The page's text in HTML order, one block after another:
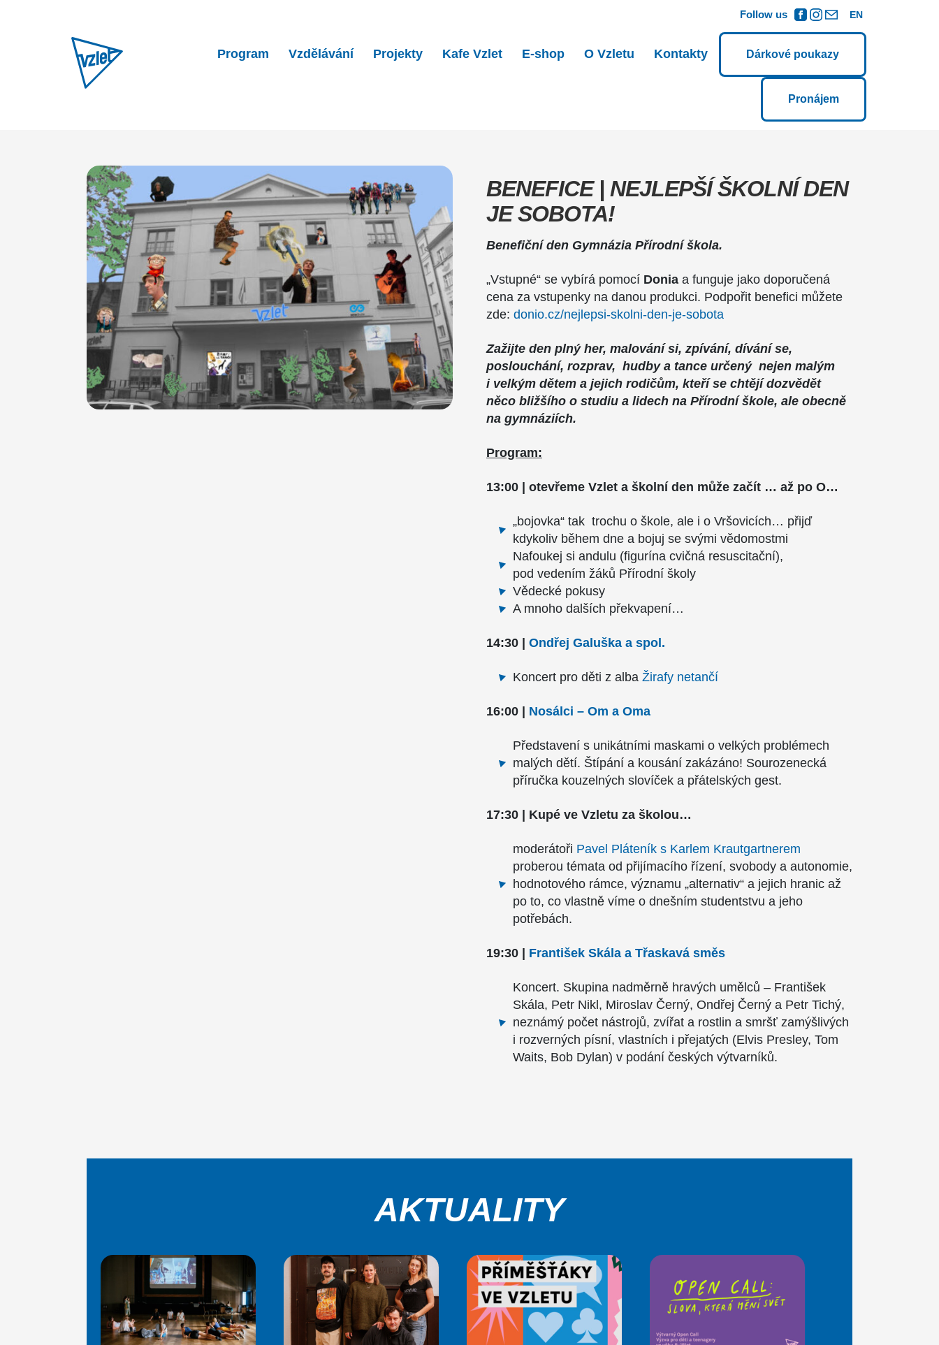
Follow us EN
Program Vzdělávání Projekty Kafe Vzlet E-shop O Vzletu Kontakty Dárkové poukazy
Pronájem
BENEFICE | NEJLEPŠÍ ŠKOLNÍ DEN
JE SOBOTA!
Benefiční den Gymnázia Přírodní škola.
„Vstupné“ se vybírá pomocí Donia a funguje jako doporučená
cena za vstupenky na danou produkci. Podpořit benefici můžete
zde: donio.cz/nejlepsi-skolni-den-je-sobota
Zažijte den plný her, malování si, zpívání, dívání se,
poslouchání, rozprav, hudby a tance určený nejen malým
i velkým dětem a jejich rodičům, kteří se chtějí dozvědět
něco bližšího o studiu a lidech na Přírodní škole, ale obecně
na gymnáziích.
Program:
13:00 | otevřeme Vzlet a školní den může začít … až po O…
„bojovka“ tak trochu o škole, ale i o Vršovicích… přijď
kdykoliv během dne a bojuj se svými vědomostmi
Nafoukej si andulu (figurína cvičná resuscitační),
pod vedením žáků Přírodní školy
Vědecké pokusy
A mnoho dalších překvapení…
14:30 | Ondřej Galuška a spol.
Koncert pro děti z alba Žirafy netančí
16:00 | Nosálci – Om a Oma
Představení s unikátními maskami o velkých problémech
malých dětí. Štípání a kousání zakázáno! Sourozenecká
příručka kouzelných slovíček a přátelských gest.
17:30 | Kupé ve Vzletu za školou…
moderátoři Pavel Pláteník s Karlem Krautgartnerem
proberou témata od přijímacího řízení, svobody a autonomie,
hodnotového rámce, významu „alternativ“ a jejich hranic až
po to, co vlastně víme o dnešním studentstvu a jeho
potřebách.
19:30 | František Skála a Třaskavá směs
Koncert. Skupina nadměrně hravých umělců – František
Skála, Petr Nikl, Miroslav Černý, Ondřej Černý a Petr Tichý,
neznámý počet nástrojů, zvířat a rostlin a smršť zamýšlivých
i rozverných písní, vlastních i přejatých (Elvis Presley, Tom
Waits, Bob Dylan) v podání českých výtvarníků.
AKTUALITY